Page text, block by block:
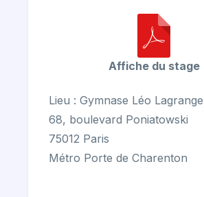
Affiche du stage
Lieu : Gymnase Léo Lagrange
68, boulevard Poniatowski
75012 Paris
Métro Porte de Charenton